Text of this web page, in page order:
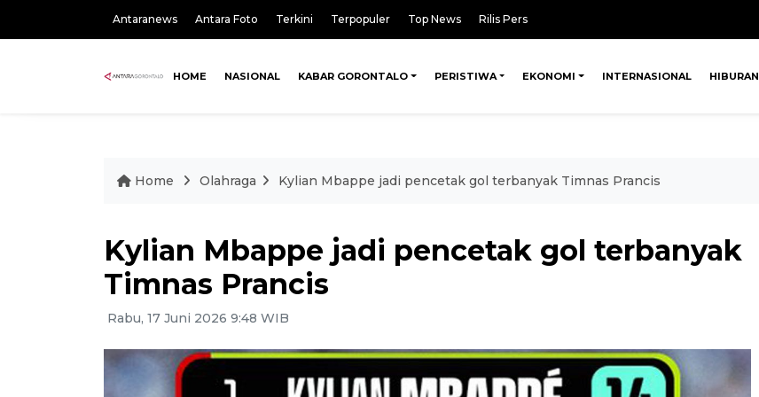
Antaranews Antara Foto Terkini Terpopuler Top News Rilis Pers
HOME NASIONAL KABAR GORONTALO PERISTIWA EKONOMI INTERNASIONAL HIBURAN
Home Olahraga Kylian Mbappe jadi pencetak gol terbanyak Timnas Prancis
Kylian Mbappe jadi pencetak gol terbanyak
Timnas Prancis
Rabu, 17 Juni 2026 9:48 WIB